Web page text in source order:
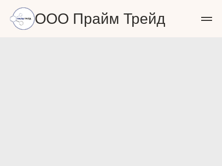
ООО Прайм Трейд